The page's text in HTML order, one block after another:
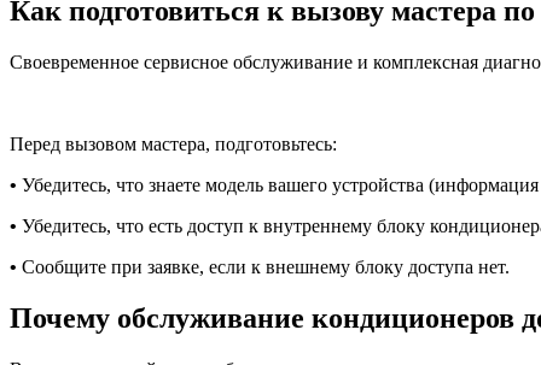
Как подготовиться к вызову мастера
Своевременное сервисное обслуживание и комплексная
Перед вызовом мастера, подготовьтесь:
• Убедитесь, что знаете модель вашего устройства
• Убедитесь, что есть доступ к внутреннему блоку
• Сообщите при заявке, если к внешнему блоку доступа нет.
Почему обслуживание кондиционеров